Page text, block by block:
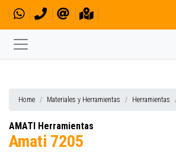
Home Materiales y Herramientas Herramientas
AMATI Herramientas
Amati 7205